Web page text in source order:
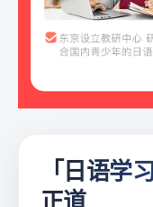
「日语学
正道